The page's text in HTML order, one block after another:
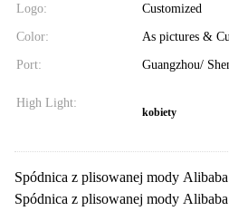
Logo: Customized
Color: As pictures &
Port: Guangzhou/
High Light:
kobiety
Spódnica z plisowanej mody
Spódnica z plisowanej mody